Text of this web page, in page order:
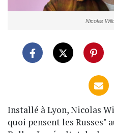
Nicolas
Installé à Lyon, Nicolas
quoi pensent les Russes"